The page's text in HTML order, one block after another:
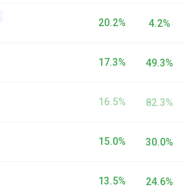
20.2% 4.2%
17.3% 49.3%
16.5% 82.3%
15.0% 30.0%
13.5% 24.6%